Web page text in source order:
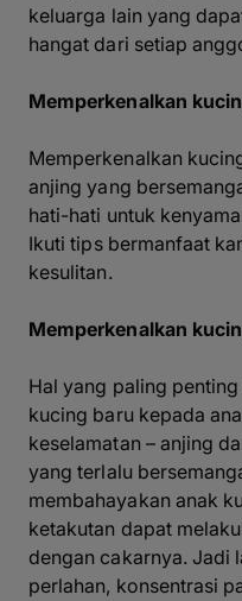
keluarga lain yang
hangat dari setiap
Memperkenalkan
Memperkenalkan
anjing yang
hati-hati untuk
Ikuti tips bermanfaat
kesulitan.
Memperkenalkan
Hal yang paling
kucing baru kepada
keselamatan – anjing
yang terlalu
membahayakan anak
ketakutan dapat
dengan cakarnya. Jadi
perlahan, konsentrasi